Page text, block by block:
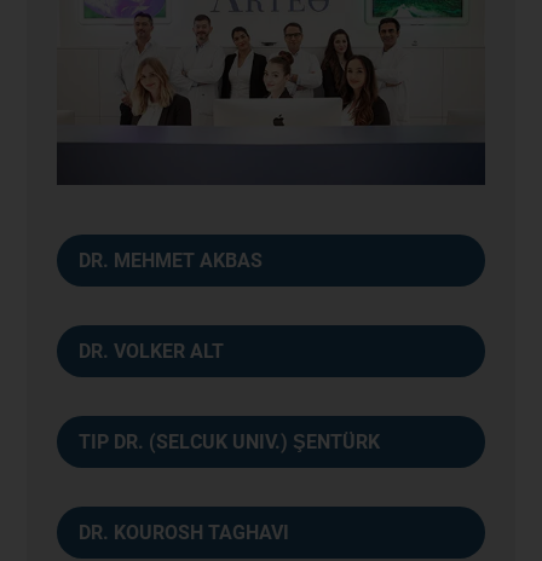
DR. MEHMET AKBAS
DR. VOLKER ALT
TIP DR. (SELCUK UNIV.) ŞENTÜRK
DR. KOUROSH TAGHAVI